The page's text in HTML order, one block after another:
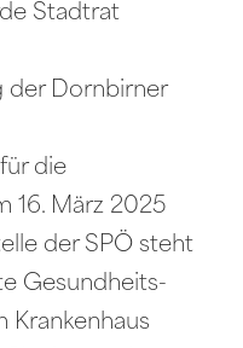
Stadtrat
der Dornbirner
die
16. März 2025
der SPÖ steht
Gesundheits-
Krankenhaus